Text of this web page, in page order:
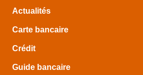
Actualités
Carte bancaire
Crédit
Guide bancaire